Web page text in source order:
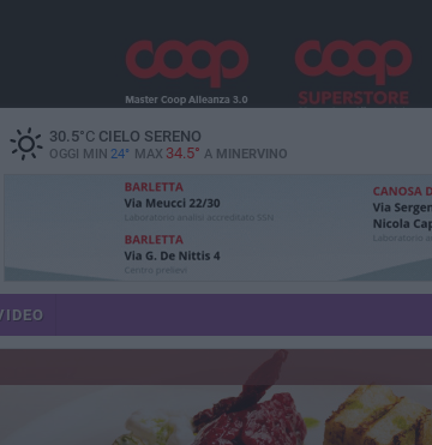
30.5°CCIELO SERENO
OGGI MIN 24° MAX 34.5° A MINERVINO